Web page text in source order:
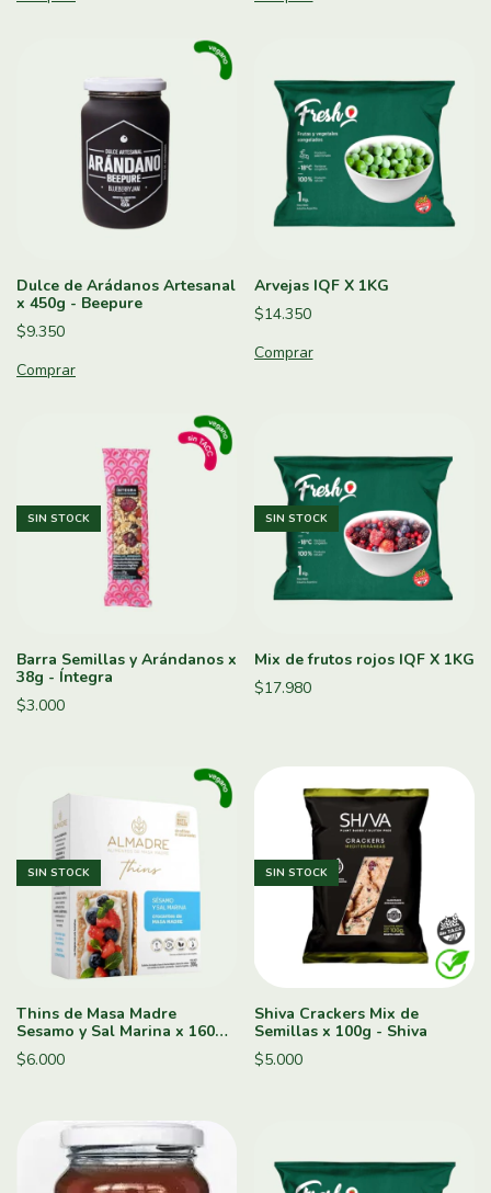
Dulce de Arádanos Artesanal
x 450g - Beepure
$9.350
Arvejas IQF X 1KG
$14.350
SIN STOCK
Barra Semillas y Arándanos x
38g - Íntegra
$3.000
SIN STOCK
Mix de frutos rojos IQF X 1KG
$17.980
SIN STOCK
Thins de Masa Madre
Sesamo y Sal Marina x 160g -
Almadre
$6.000
SIN STOCK
Shiva Crackers Mix de
Semillas x 100g - Shiva
$5.000